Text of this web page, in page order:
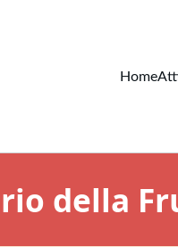
Home